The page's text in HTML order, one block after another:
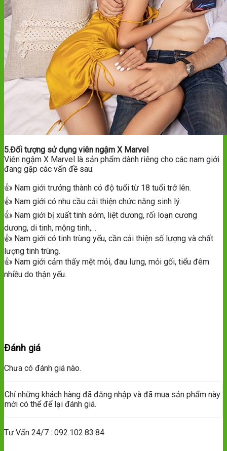
5.Đối tượng sử dụng viên ngậm X Marvel
Viên ngậm X Marvel là sản phẩm dành riêng cho các nam giới
đang gặp các vấn đề sau:
👍 Nam giới trưởng thành có độ tuổi từ 18 tuổi trở lên.
👍 Nam giới có nhu cầu cải thiện chức năng sinh lý.
👍 Nam giới bị xuất tinh sớm, liệt dương, rối loạn cương
dương, di tinh, mộng tinh,…
👍 Nam giới có tinh trùng yếu, cần cải thiện số lượng và chất
lượng tinh trùng.
👍 Nam giới cảm thấy mệt mỏi, đau lưng, mỏi gối, tiểu đêm
nhiều do thận yếu.
Đánh giá
Chưa có đánh giá nào.
Chỉ những khách hàng đã đăng nhập và đã mua sản phẩm này
mới có thể để lại đánh giá.
Tư Vấn 24/7 : 092.102.83.84